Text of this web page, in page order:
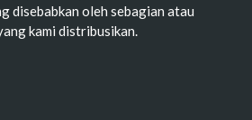
disebabkan oleh sebagian atau
kami distribusikan.